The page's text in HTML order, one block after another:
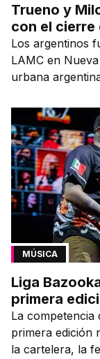
Trueno y
con el cierre
Los argentinos
LAMC en
urbana
MÚSICA
Liga
primera
La competencia
primera edición
la cartelera, la